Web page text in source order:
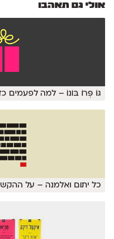
אולי גם תאהבו
גּוֹ פְּרוֹ בּוֹנוֹ – למה לפעמים
כל יתום ואלמנה – על